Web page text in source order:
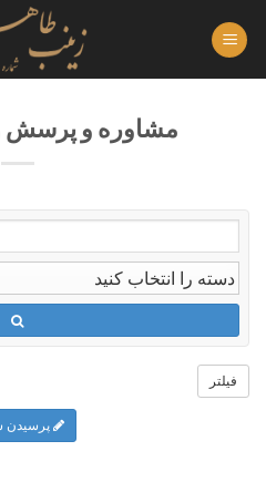
مشاوره و پرسش
فیلتر
پرسیدن